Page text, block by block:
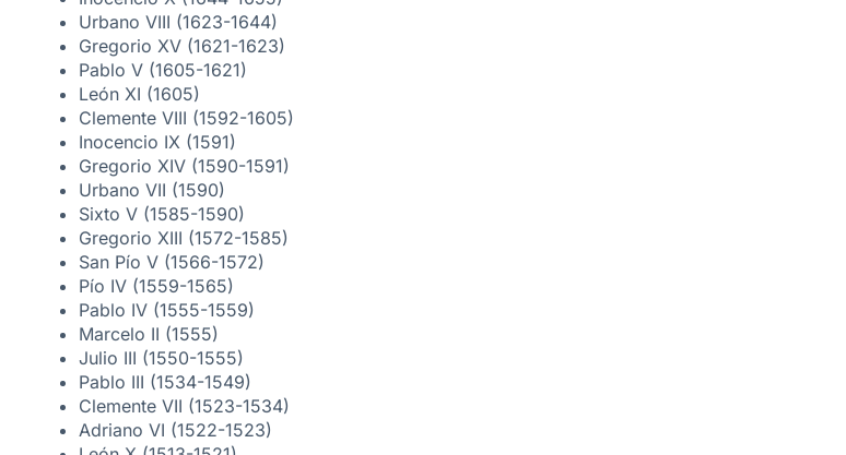
Urbano VIII (1623-1644)
Gregorio XV (1621-1623)
Pablo V (1605-1621)
León XI (1605)
Clemente VIII (1592-1605)
Inocencio IX (1591)
Gregorio XIV (1590-1591)
Urbano VII (1590)
Sixto V (1585-1590)
Gregorio XIII (1572-1585)
San Pío V (1566-1572)
Pío IV (1559-1565)
Pablo IV (1555-1559)
Marcelo II (1555)
Julio III (1550-1555)
Pablo III (1534-1549)
Clemente VII (1523-1534)
Adriano VI (1522-1523)